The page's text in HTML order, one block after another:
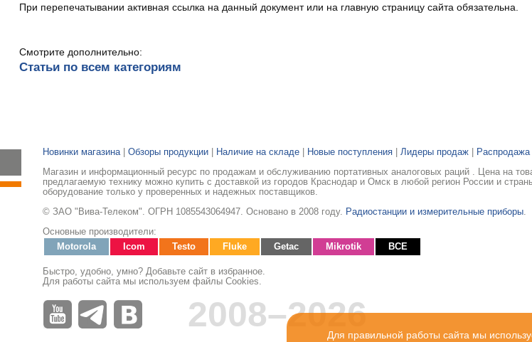
При перепечатывании активная ссылка на данный документ или на главную страницу сайта обязательна.
Смотрите дополнительно:
Статьи по всем категориям
Новинки магазина Обзоры продукции Наличие на складе Новые поступления Лидеры продаж Распродажа
Магазин и информационный ресурс по продажам и обслуживанию портативных аналоговых раций . Цена на
предлагаемую технику можно купить с доставкой из городов Краснодар и Омск в любой регион России и
оборудование только у проверенных и надежных поставщиков.
© ЗАО "Вива-Телеком". ОГРН 1085543064947. Основано в 2008 году.
Радиостанции и измерительные приборы
Основные производители:
Motorola
Icom Testo Fluke Getac Mikrotik ВСЕ
Быстро, удобно, умно? Добавьте сайт в избранное.
Для работы сайта мы используем файлы Cookies.
2008–2026
Для правильной работы сайта мы